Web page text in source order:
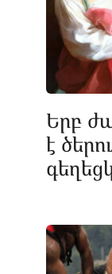
Երբ
է